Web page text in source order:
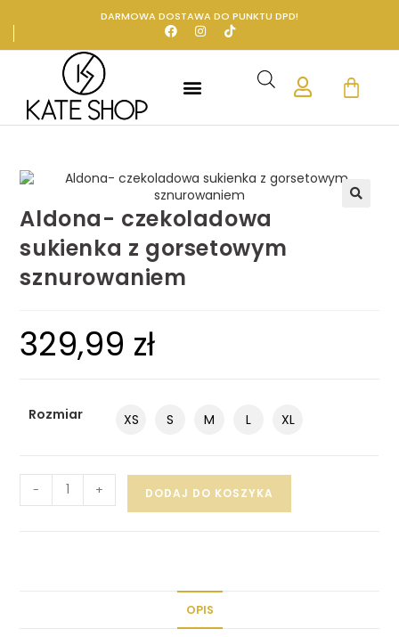
DARMOWA DOSTAWA DO PUNKTU DPD!
Aldona- czekoladowa
sukienka z gorsetowym
sznurowaniem
329,99 zł
Rozmiar XS S M L XL
- + DODAJ DO KOSZYKA
OPIS